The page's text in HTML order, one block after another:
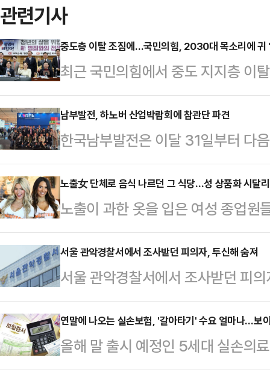
관련기사
중도층 이탈 조짐에…국민의힘, 2030대 목소리에 귀
최근 국민의힘에서 중도 지지층 이
층 비중이 큰 청년들의 목소리를 직
이러한 행보가 중도층 지지도 하락
에너지경제신문 의뢰로 지난
한 여론조사에 따르면, 자신의 이념
52.1%는 더불어민주당을, 26.2%
주일 전과 비교하면 중도층의 민주
6.8%p 줄었다.중…
남부발전, 하노버 산업박람회에 참관단 파견
한국남부발전은 이달 31일부터 다
노버 산업박람회 2025'에 임직원
노버 산업박람회는 매년 약 60개
이상의 관람객이 찾는 세계 최대 규
'Energizing a Sustainable
등 최신 기술 솔루션이 중점적으로
에 발전, 안전, ICT 등 분야별 전문
노출女 단체로 음식 나르던 그 식당…성 상품화 시달
노출이 과한 옷을 입은 여성 종업원
국의 캐주얼 다이닝 브랜드 '후터스
내 파산 보호를 신청했다.1일 BBC
사스 북부 지방법원에 챕터 11 파
과 부채는 각각 5000만~1억달러(
국의 연방 파산법 '챕터 11'은 기업
무를 재조정하는 절차다.매체에 따
트푸드…
서울 관악경찰서에서 조사받던 피의자, 투신해 숨져
서울 관악경찰서에서 조사받던 피
건이 발생했다.1일 경찰에 따르면
사받던 피의자 A씨가 건물 4층 테
병원에 이송됐으나 결국 숨졌다.경
사했던 것으로 전해졌다.
연말에 나오는 실손보험, '갈아타기' 수요 얼마나…보
올해 말 출시 예정인 5세대 실손의
중증 질환 치료비 중심으로 개편된